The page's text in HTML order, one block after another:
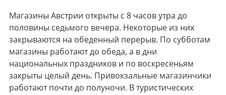
Магазины Австрии открыты с 8 часов утра до
половины седьмого вечера. Некоторые из них
закрываются на обеденный перерыв. По субботам
магазины работают до обеда, а в дни
национальных праздников и по воскресеньям
закрыты целый день. Привокзальные магазинчики
работают почти до полуночи. В туристических